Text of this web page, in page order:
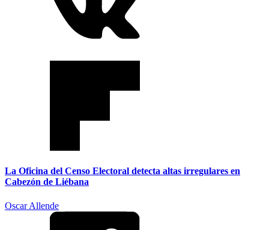
La Oficina del Censo Electoral detecta altas irregulares en
Cabezón de Liébana
Oscar Allende